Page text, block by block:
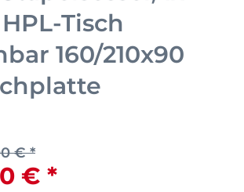
Tisch
160/210x90
€ *
€ *